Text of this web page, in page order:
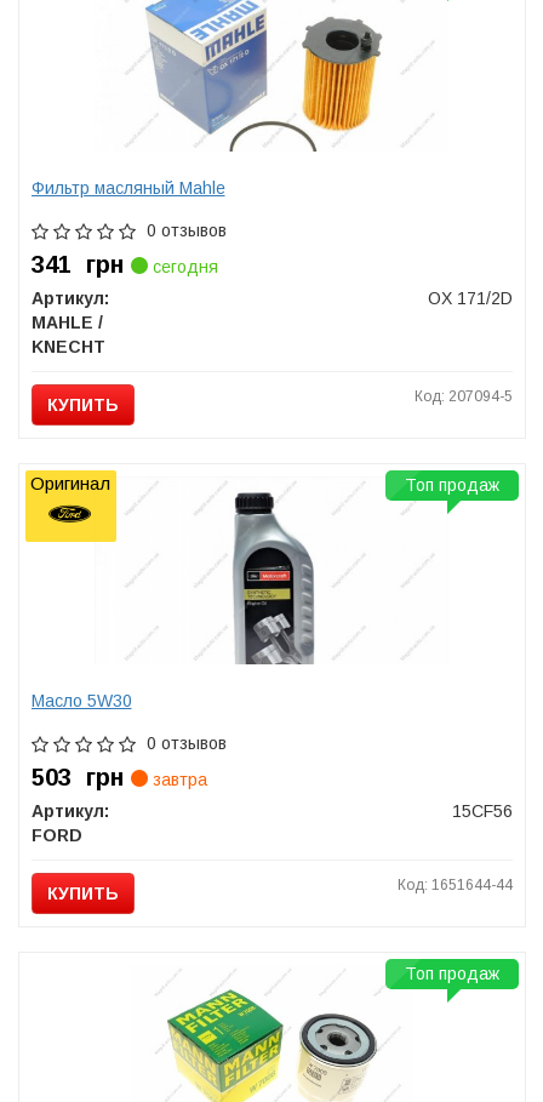
Фильтр масляный Mahle
0 отзывов
341 грн
сегодня
Артикул:
OX 171/2D
MAHLE /
KNECHT
КУПИТЬ Код: 207094-5
Масло 5W30
0 отзывов
503 грн
завтра
Артикул:
15CF56
FORD
КУПИТЬ Код: 1651644-44
Топ продаж
Оригинал
Топ продаж